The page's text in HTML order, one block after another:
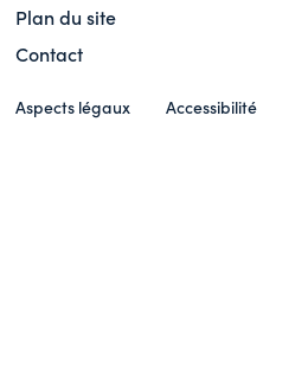
Plan du site
Contact
Aspects légaux Accessibilité